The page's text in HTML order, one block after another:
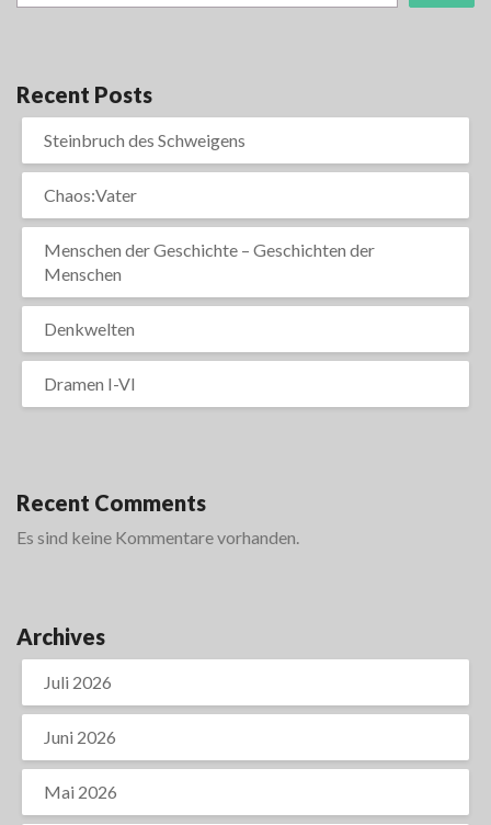
Recent Posts
Steinbruch des Schweigens
Chaos:Vater
Menschen der Geschichte – Geschichten der
Menschen
Denkwelten
Dramen I-VI
Recent Comments
Es sind keine Kommentare vorhanden.
Archives
Juli 2026
Juni 2026
Mai 2026